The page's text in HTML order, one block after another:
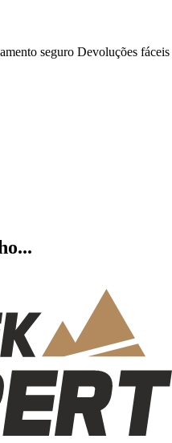
seguro Devoluções fáceis